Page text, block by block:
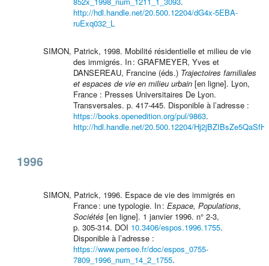
http://hdl.handle.net/20.500.12204/dG4x-5EBA-
ruExq032_L
SIMON, Patrick, 1998. Mobilité résidentielle et milieu de vie
des immigrés. In : GRAFMEYER, Yves et
DANSEREAU, Francine (éds.) Trajectoires familiales
et espaces de vie en milieu urbain [en ligne]. Lyon,
France : Presses Universitaires De Lyon.
Transversales. p. 417‑445. Disponible à l’adresse :
https://books.openedition.org/pul/9863.
http://hdl.handle.net/20.500.12204/
1996
SIMON, Patrick, 1996. Espace de vie des immigrés en
France : une typologie. In : Espace, Populations,
Sociétés [en ligne]. 1 janvier 1996. n° 2‑3,
p. 305‑314. DOI 10.3406/espos.1996.1755.
Disponible à l’adresse :
https://www.persee.fr/doc/espos_0755-
7809_1996_num_14_2_1755.